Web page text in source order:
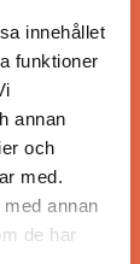
innehållet
funktioner
annan
och
med.
annan
de har